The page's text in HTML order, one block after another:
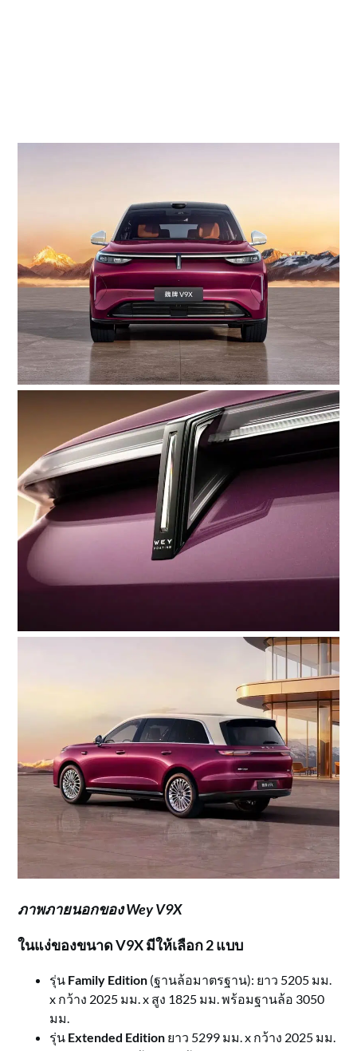
ภาพภายนอกของ Wey V9X
ในแง่ของขนาด V9X มีให้เลือก 2 แบบ
รุ่น Family Edition (ฐานล้อมาตรฐาน): ยาว 5205 มม.
x กว้าง 2025 มม. x สูง 1825 มม. พร้อมฐานล้อ 3050
มม.
รุ่น Extended Edition ยาว 5299 มม. x กว้าง 2025 มม.